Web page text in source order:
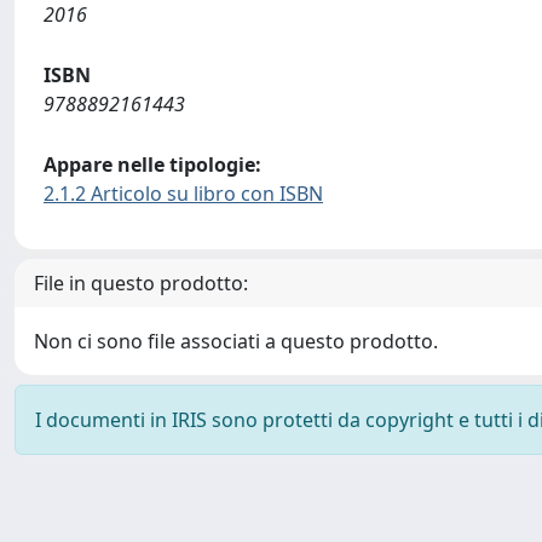
2016
ISBN
9788892161443
Appare nelle tipologie:
2.1.2 Articolo su libro con ISBN
File in questo prodotto:
Non ci sono file associati a questo prodotto.
I documenti in IRIS sono protetti da copyright e tutti i